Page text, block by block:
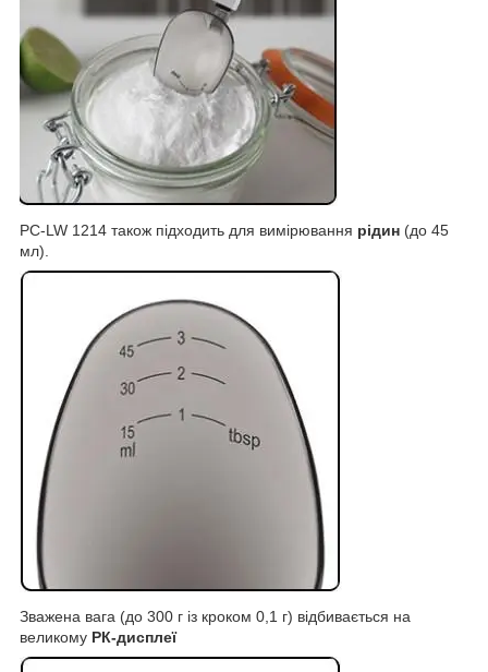
PC-LW 1214 також підходить для вимірювання рідин (до 45
мл).
Зважена вага (до 300 г із кроком 0,1 г) відбивається на
великому РК-дисплеї